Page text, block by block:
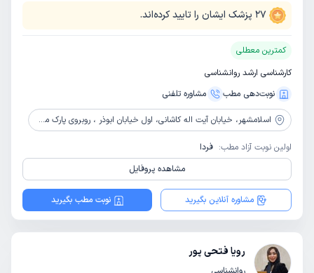
27 پزشک ایشان را تایید کرده‌اند.
کمترین معطلی
کارشناسی ارشد روانشناسی
نوبت‌دهی مطب
مشاوره‌ تلفنی
اسلامشهر، خیابان آیت اله کاشانی، اول خیابان ابوذر ، روبروی پارک مطهری، پلاک 12، مرکز مشاوره و پزشکی ژینوس
اولین نوبت آزاد مطب: فردا
مشاهده پروفایل
مشاوره آنلاین بگیرید نوبت مطب بگیرید
رویا فتحی پور